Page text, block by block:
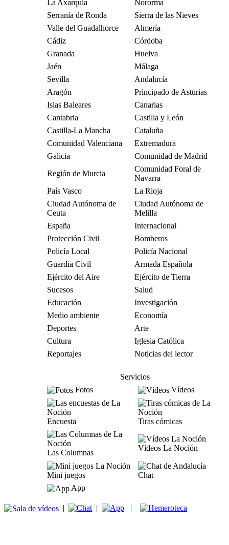
La Axarquía
Nororma
Serranía de Ronda
Sierra de las Nieves
Valle del Guadalhorce
Almería
Cádiz
Córdoba
Granada
Huelva
Jaén
Málaga
Sevilla
Andalucía
Aragón
Principado de Asturias
Islas Baleares
Canarias
Cantabria
Castilla y León
Castilla-La Mancha
Cataluña
Comunidad Valenciana
Extremadura
Galicia
Comunidad de Madrid
Región de Murcia
Comunidad Foral de
Navarra
País Vasco
La Rioja
Ciudad Autónoma de
Ceuta
Ciudad Autónoma de
Melilla
España
Internacional
Protección Civil
Bomberos
Policía Local
Policía Nacional
Guardia Civil
Armada Española
Ejército del Aire
Ejército de Tierra
Sucesos
Salud
Educación
Investigación
Medio ambiente
Economía
Deportes
Arte
Cultura
Iglesia Católica
Reportajes
Noticias del lector
Servicios
Fotos
Vídeos
Encuesta Tiras cómicas
Las Columnas
Vídeos La Noción
Mini juegos
Chat
App
| | |